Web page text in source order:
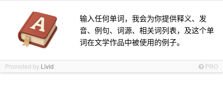
输入任何单词，我会为你提供释义、发
音、例句、词源、相关词列表，及这个单
词在文学作品中被使用的例子。
Promoted by Livid PRO